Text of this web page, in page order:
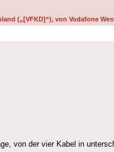
(„[VFKD]“), von Vodafone
von der vier Kabel in